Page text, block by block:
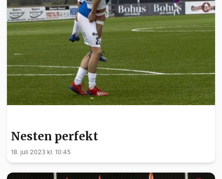
Nesten perfekt
18. juli 2023 kl. 10:45